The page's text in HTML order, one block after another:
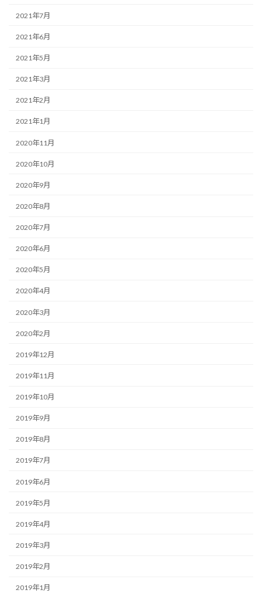
2021年7月
2021年6月
2021年5月
2021年3月
2021年2月
2021年1月
2020年11月
2020年10月
2020年9月
2020年8月
2020年7月
2020年6月
2020年5月
2020年4月
2020年3月
2020年2月
2019年12月
2019年11月
2019年10月
2019年9月
2019年8月
2019年7月
2019年6月
2019年5月
2019年4月
2019年3月
2019年2月
2019年1月